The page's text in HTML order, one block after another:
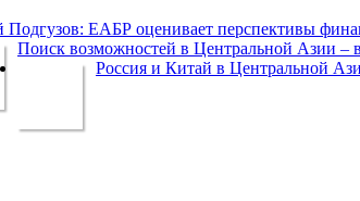
Подгузов: ЕАБР оценивает перспективы
Поиск возможностей в Центральной Азии –
Россия и Китай в Центральной